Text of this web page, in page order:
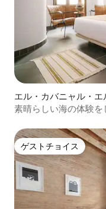
エル・カバニャル・エ
ンション・アパート
素晴らしい海の体験を
ゲストチョイス
ゲストチョイス